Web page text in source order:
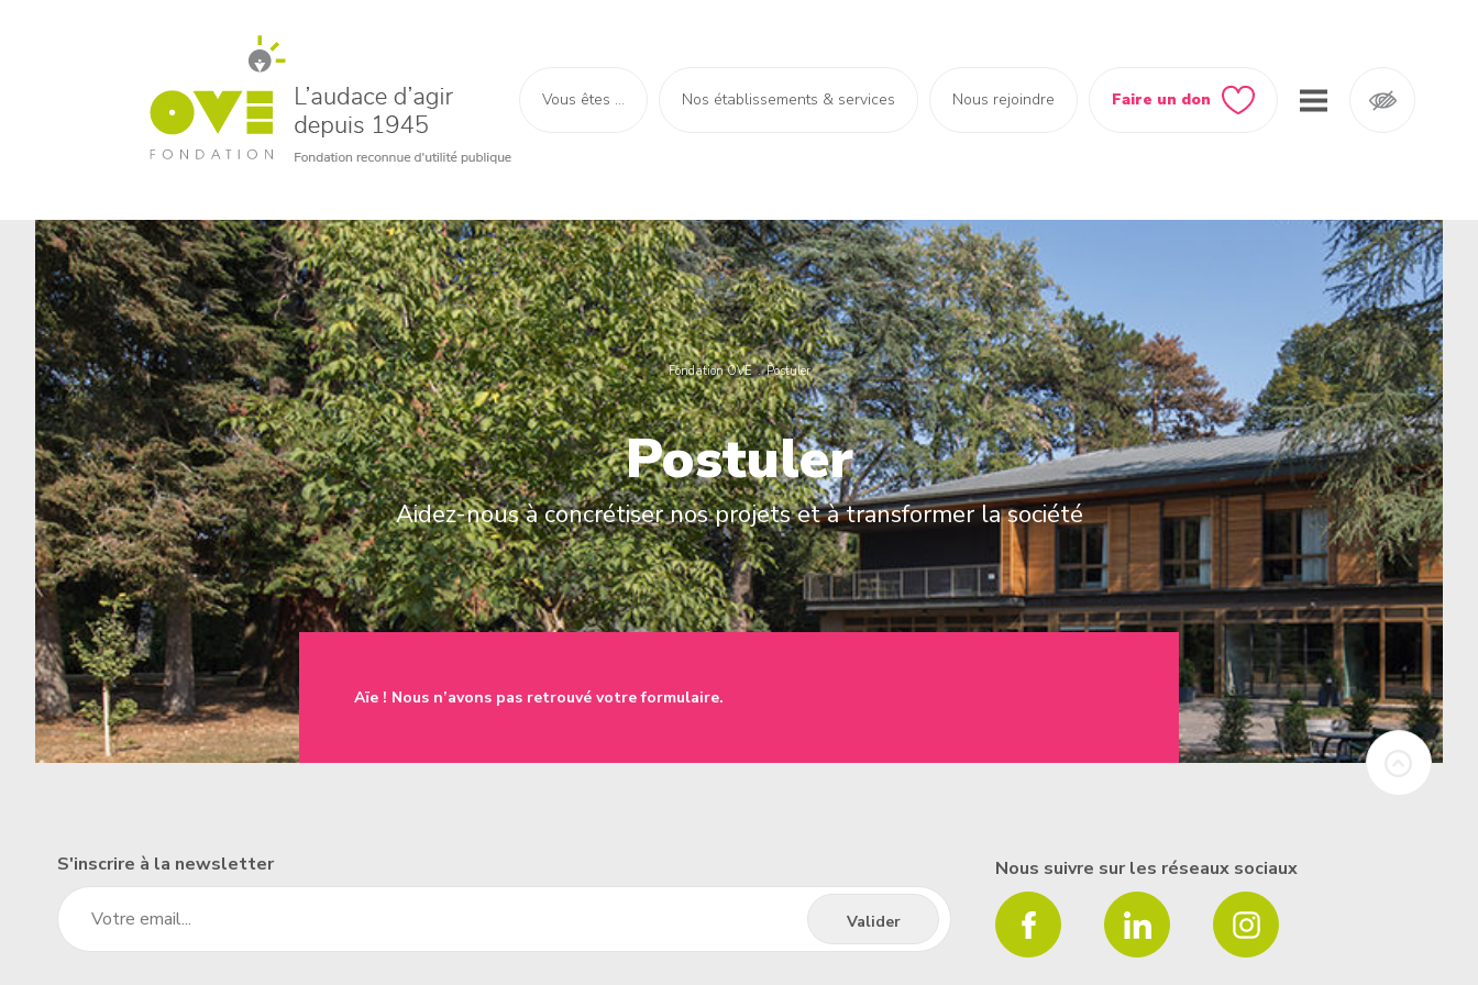
Vous êtes ... Nos établissements & services Nous rejoindre Faire un don
un bénévole
une famille
à l'emploi
un donateur
Fondation OVE Postuler
Postuler
Aidez-nous à concrétiser nos projets et à transformer la société
Aïe ! Nous n’avons pas retrouvé votre formulaire.
S'inscrire à la newsletter Nous suivre sur les réseaux sociaux